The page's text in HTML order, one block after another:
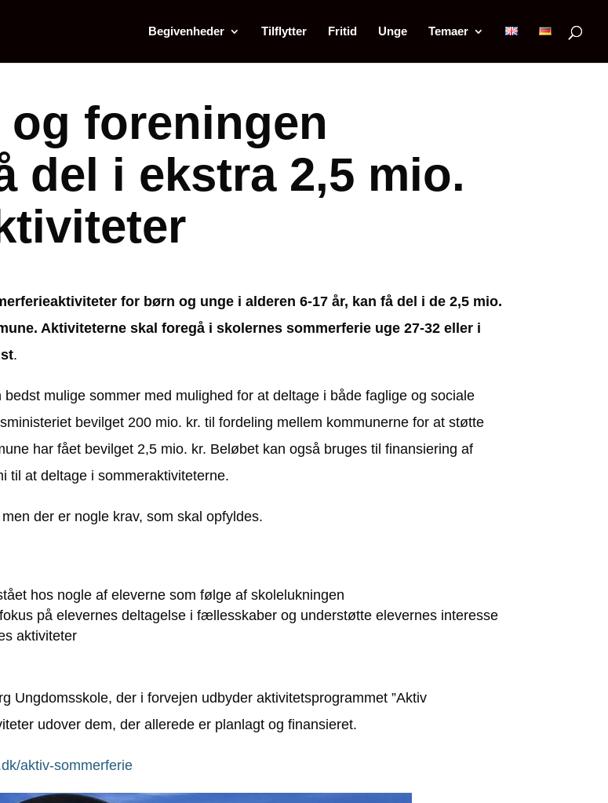
Begivenheder Tilflytter Fritid Unge Temaer
foreningen
del i ekstra 2,5 mio.
for børn og unge i alderen 6-17 år, kan få del i de 2,5 mio.
Aktiviteterne skal foregå i skolernes sommerferie uge 27-32 eller i
.
mulige sommer med mulighed for at deltage i både faglige og sociale
bevilget 200 mio. kr. til fordeling mellem kommunerne for at støtte
har fået bevilget 2,5 mio. kr. Beløbet kan også bruges til finansiering af
til at deltage i sommeraktiviteterne.
der er nogle krav, som skal opfyldes.
hos nogle af eleverne som følge af skolelukningen
på elevernes deltagelse i fællesskaber og understøtte elevernes interesse
aktiviteter
Ungdomsskole, der i forvejen udbyder aktivitetsprogrammet ”Aktiv
udover dem, der allerede er planlagt og finansieret.
aktiv-sommerferie